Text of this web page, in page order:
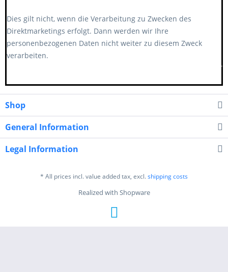
Dies gilt nicht, wenn die Verarbeitung zu Zwecken des
Direktmarketings erfolgt. Dann werden wir Ihre
personenbezogenen Daten nicht weiter zu diesem Zweck
verarbeiten.
Shop
General Information
Legal Information
* All prices incl. value added tax, excl.shipping costs
Realized with Shopware